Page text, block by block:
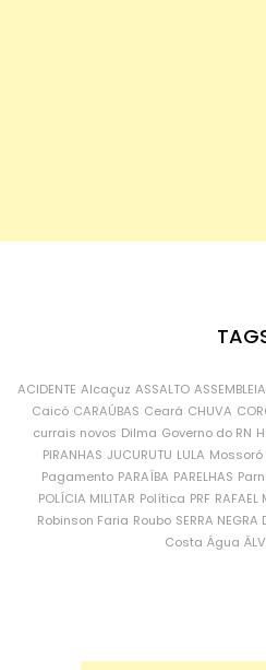
ACIDENTE Alcaçuz ASSALTO
Caicó CARAÚBAS Ceará CHUVA
currais novos Dilma Governo do RN
PIRANHAS JUCURUTU LULA Mossoró
Pagamento PARAÍBA PARELHAS
POLÍCIA MILITAR Política PRF RAFAEL
Robinson Faria Roubo SERRA NEGRA
Costa Água